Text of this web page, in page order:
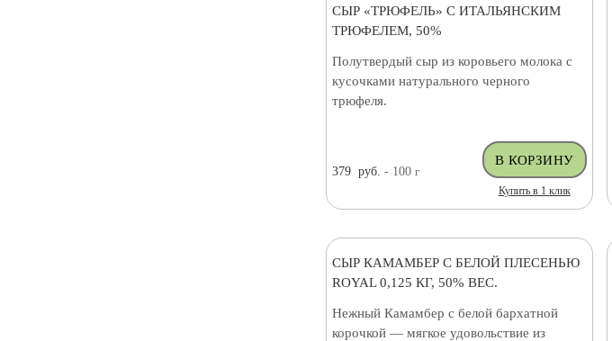
СЫР «ТРЮФЕЛЬ» С ИТАЛЬЯНСКИМ
ТРЮФЕЛЕМ, 50%
Полутвердый сыр из коровьего молока с
кусочками натурального черного
трюфеля.
379 руб. - 100 г
Купить в 1 клик
СЫР КАМАМБЕР С БЕЛОЙ ПЛЕСЕНЬЮ
ROYAL 0,125 КГ, 50% ВЕС.
Нежный Камамбер с белой бархатной
корочкой — мягкое удовольствие из